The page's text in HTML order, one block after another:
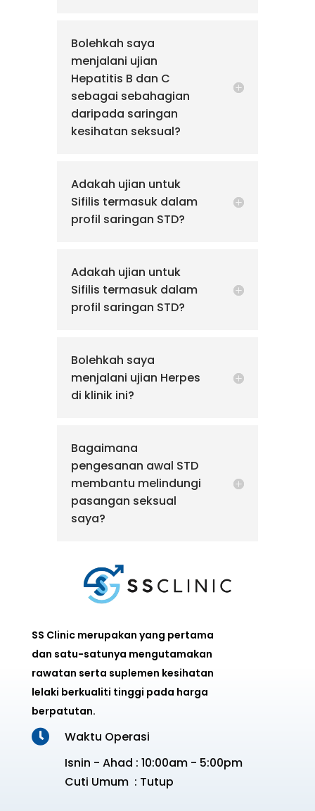
Bolehkah saya
menjalani ujian
Hepatitis B dan C
sebagai sebahagian
daripada saringan
kesihatan seksual?
Adakah ujian untuk
Sifilis termasuk dalam
profil saringan STD?
Adakah ujian untuk
Sifilis termasuk dalam
profil saringan STD?
Bolehkah saya
menjalani ujian Herpes
di klinik ini?
Bagaimana
pengesanan awal STD
membantu melindungi
pasangan seksual
saya?
SS Clinic merupakan yang pertama
dan satu-satunya mengutamakan
rawatan serta suplemen kesihatan
lelaki berkualiti tinggi pada harga
berpatutan.

Waktu Operasi
Isnin - Ahad : 10:00am - 5:00pm
Cuti Umum : Tutup